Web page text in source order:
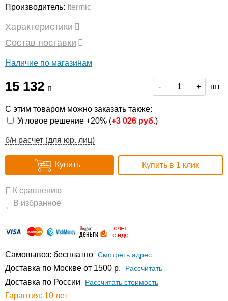
Производитель: Itermic
Характеристики
Состав поставки
Наличие по магазинам
15 132 - + шт
С этим товаром можно заказать также:
Угловое решение +20% (+3 026 руб.)
б/н расчет (для юр. лиц)
Купить Купить в 1 клик
К сравнению
В избранное
Самовывоз: бесплатно Смотреть адрес
Доставка по Москве от 1500 р. Расcчитать
Доставка по России Рассчитать стоимость
Гарантия: 10 лет